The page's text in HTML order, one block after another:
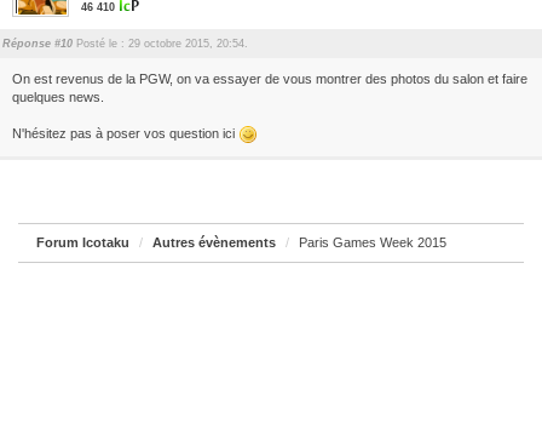
46 410
Réponse #10 Posté le : 29 octobre 2015, 20:54.
On est revenus de la PGW, on va essayer de vous montrer des photos du salon et faire
quelques news.
N'hésitez pas à poser vos question ici
Forum Icotaku Autres évènements Paris Games Week 2015